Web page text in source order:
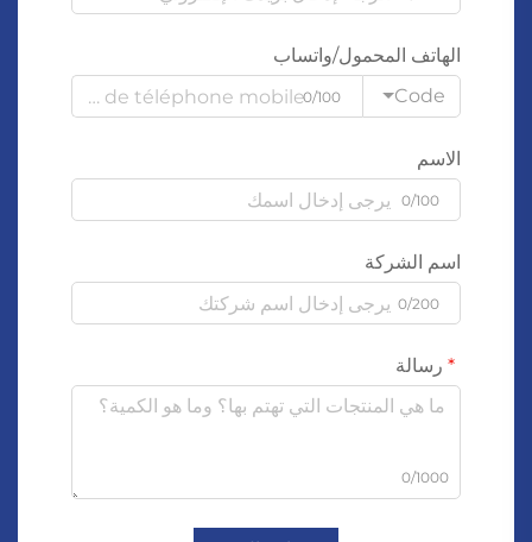
الهاتف المحمول/واتساب
Code
0/100
الاسم
0/100
اسم الشركة
0/200
رسالة
0/1000